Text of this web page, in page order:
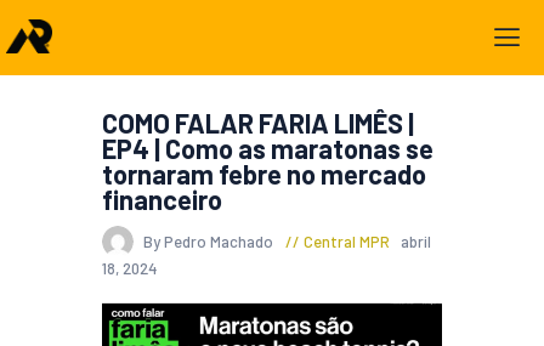
COMO FALAR FARIA LIMÊS |
EP4 | Como as maratonas se
tornaram febre no mercado
financeiro
By Pedro Machado Central MPR
abril
18, 2024